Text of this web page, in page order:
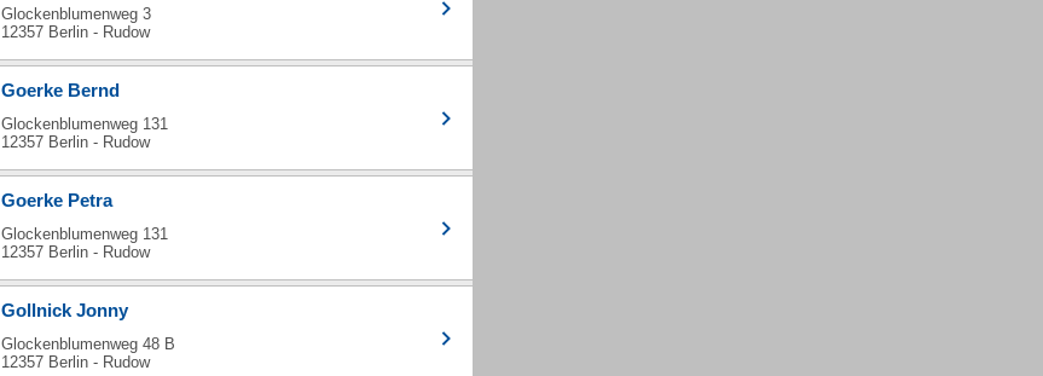
Glockenblumenweg 3
12357 Berlin - Rudow
Goerke Bernd
Glockenblumenweg 131
12357 Berlin - Rudow
Goerke Petra
Glockenblumenweg 131
12357 Berlin - Rudow
Gollnick Jonny
Glockenblumenweg 48 B
12357 Berlin - Rudow